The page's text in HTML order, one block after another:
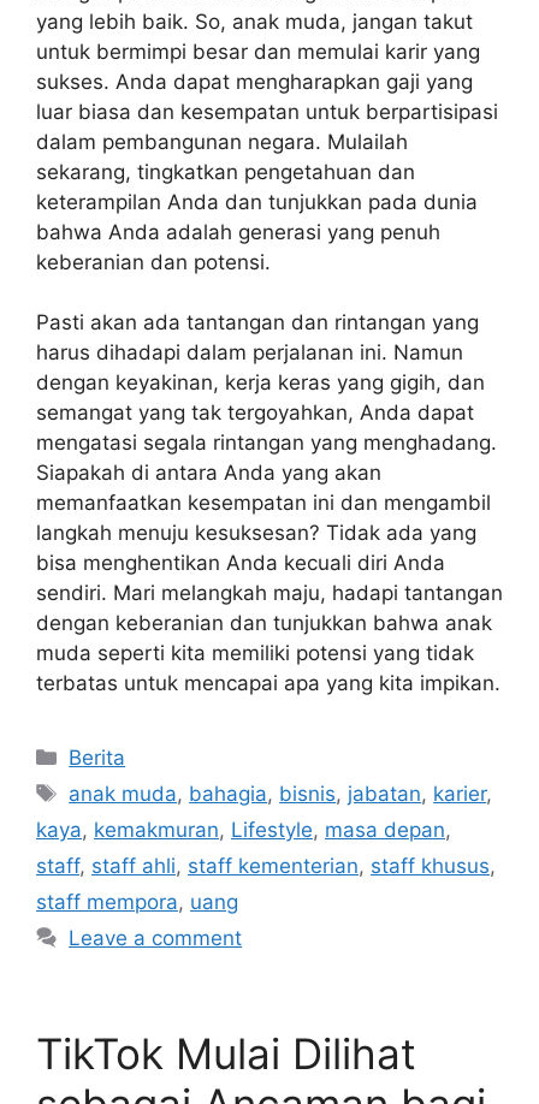
yang lebih baik. So, anak muda, jangan takut
untuk bermimpi besar dan memulai karir yang
sukses. Anda dapat mengharapkan gaji yang
luar biasa dan kesempatan untuk berpartisipasi
dalam pembangunan negara. Mulailah
sekarang, tingkatkan pengetahuan dan
keterampilan Anda dan tunjukkan pada dunia
bahwa Anda adalah generasi yang penuh
keberanian dan potensi.
Pasti akan ada tantangan dan rintangan yang
harus dihadapi dalam perjalanan ini. Namun
dengan keyakinan, kerja keras yang gigih, dan
semangat yang tak tergoyahkan, Anda dapat
mengatasi segala rintangan yang menghadang.
Siapakah di antara Anda yang akan
memanfaatkan kesempatan ini dan mengambil
langkah menuju kesuksesan? Tidak ada yang
bisa menghentikan Anda kecuali diri Anda
sendiri. Mari melangkah maju, hadapi tantangan
dengan keberanian dan tunjukkan bahwa anak
muda seperti kita memiliki potensi yang tidak
terbatas untuk mencapai apa yang kita impikan.
Categories
Berita
Tags
anak muda, bahagia, bisnis, jabatan, karier,
kaya, kemakmuran, Lifestyle, masa depan,
staff, staff ahli, staff kementerian, staff khusus,
staff mempora, uang
Leave a comment
TikTok Mulai Dilihat